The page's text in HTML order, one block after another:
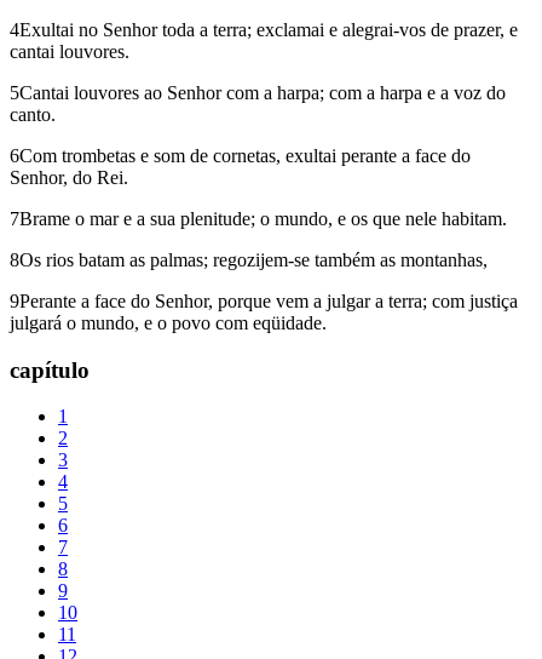
4Exultai no Senhor toda a terra; exclamai e alegrai-vos de prazer, e
cantai louvores.
5Cantai louvores ao Senhor com a harpa; com a harpa e a voz do
canto.
6Com trombetas e som de cornetas, exultai perante a face do
Senhor, do Rei.
7Brame o mar e a sua plenitude; o mundo, e os que nele habitam.
8Os rios batam as palmas; regozijem-se também as montanhas,
9Perante a face do Senhor, porque vem a julgar a terra; com justiça
julgará o mundo, e o povo com eqüidade.
capítulo
1
2
3
4
5
6
7
8
9
10
11